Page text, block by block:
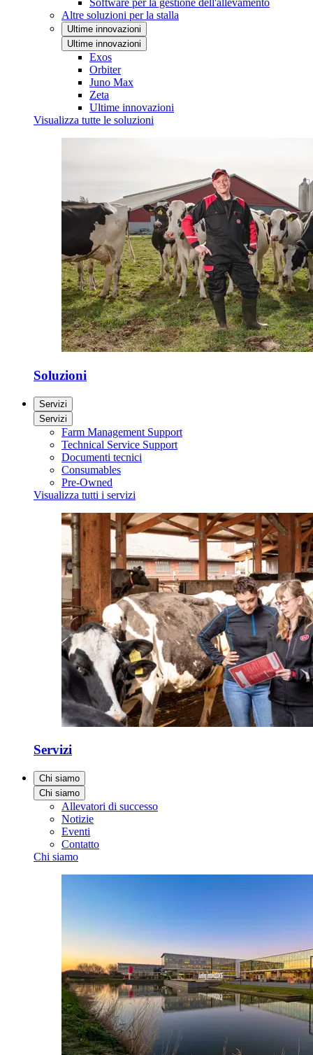
Software per la gestione dell'allevamento
Altre soluzioni per la stalla
Ultime innovazioni
Ultime innovazioni
Exos
Orbiter
Juno Max
Zeta
Ultime innovazioni
Visualizza tutte le soluzioni
Soluzioni
Servizi
Servizi
Farm Management Support
Technical Service Support
Documenti tecnici
Consumables
Pre-Owned
Visualizza tutti i servizi
Servizi
Chi siamo
Chi siamo
Allevatori di successo
Notizie
Eventi
Contatto
Chi siamo